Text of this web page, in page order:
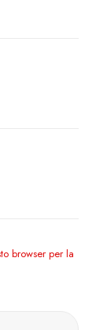
browser per la